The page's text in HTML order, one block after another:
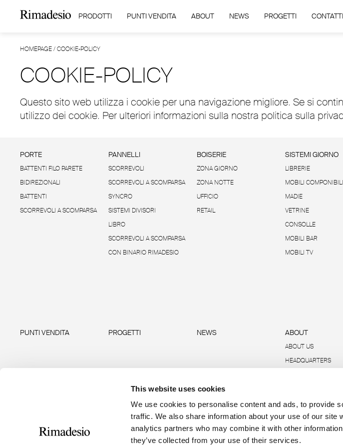
This website uses cookies
We use cookies to personalise content and ads, to provide
traffic. We also share information about your use of our site
analytics partners who may combine it with other
they’ve collected from your use of their services.
PRODOTTI PUNTI VENDITA ABOUT NEWS PROGETTI CONTATTI
HOMEPAGE/COOKIE-POLICY
COOKIE-POLICY
Questo sito web utilizza i cookie per una navigazione migliore. Se si
utilizzo dei cookie. Per ulteriori informazioni sulla nostra politica sulla
PORTE
BATTENTI FILO PARETE
BIDIREZIONALI
BATTENTI
SCORREVOLI A SCOMPARSA
PANNELLI
SCORREVOLI
SCORREVOLI A SCOMPARSA
SYNCRO
SISTEMI DIVISORI
LIBRO
SCORREVOLI A SCOMPARSA
CON BINARIO RIMADESIO
BOISERIE
ZONA GIORNO
ZONA NOTTE
UFFICIO
RETAIL
SISTEMI GIORNO
LIBRERIE
MOBILI COMPONIBILI
MADIE
VETRINE
CONSOLLE
MOBILI BAR
MOBILI TV
PUNTI VENDITA PROGETTI NEWS ABOUT
ABOUT US
HEADQUARTERS
R-ACADEMY